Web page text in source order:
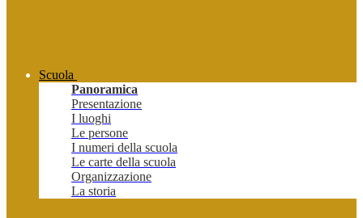
Scuola
Panoramica
Presentazione
I luoghi
Le persone
I numeri della scuola
Le carte della scuola
Organizzazione
La storia